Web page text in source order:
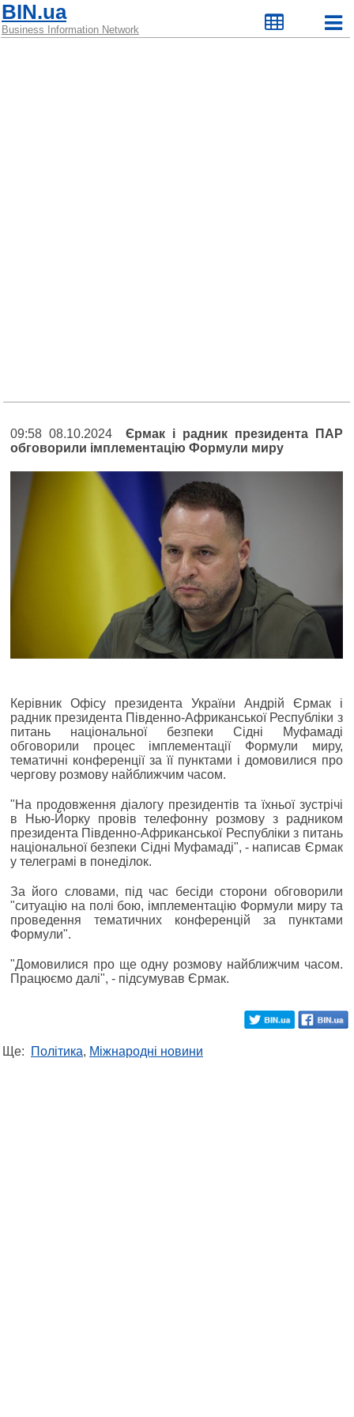
BIN.ua
Business Information Network
09:58 08.10.2024Єрмак і радник президента ПАР
обговорили імплементацію Формули миру
Керівник Офісу президента України Андрій Єрмак і
радник президента Південно-Африканської Республіки з
питань національної безпеки Сідні Муфамаді
обговорили процес імплементації Формули миру,
тематичні конференції за її пунктами і домовилися про
чергову розмову найближчим часом.
"На продовження діалогу президентів та їхньої зустрічі
в Нью-Йорку провів телефонну розмову з радником
президента Південно-Африканської Республіки з питань
національної безпеки Сідні Муфамаді", - написав Єрмак
у телеграмі в понеділок.
За його словами, під час бесіди сторони обговорили
"ситуацію на полі бою, імплементацію Формули миру та
проведення тематичних конференцій за пунктами
Формули".
"Домовилися про ще одну розмову найближчим часом.
Працюємо далі", - підсумував Єрмак.
Ще: Політика, Міжнародні новини